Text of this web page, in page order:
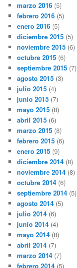
marzo 2016 (5)
febrero 2016 (5)
enero 2016 (5)
diciembre 2015 (5)
noviembre 2015 (6)
octubre 2015 (6)
septiembre 2015 (7)
agosto 2015 (3)
julio 2015 (4)
junio 2015 (7)
mayo 2015 (8)
abril 2015 (6)
marzo 2015 (8)
febrero 2015 (6)
enero 2015 (9)
diciembre 2014 (8)
noviembre 2014 (8)
octubre 2014 (6)
septiembre 2014 (5)
agosto 2014 (5)
julio 2014 (6)
junio 2014 (4)
mayo 2014 (8)
abril 2014 (7)
marzo 2014 (7)
febrero 2014 (5)